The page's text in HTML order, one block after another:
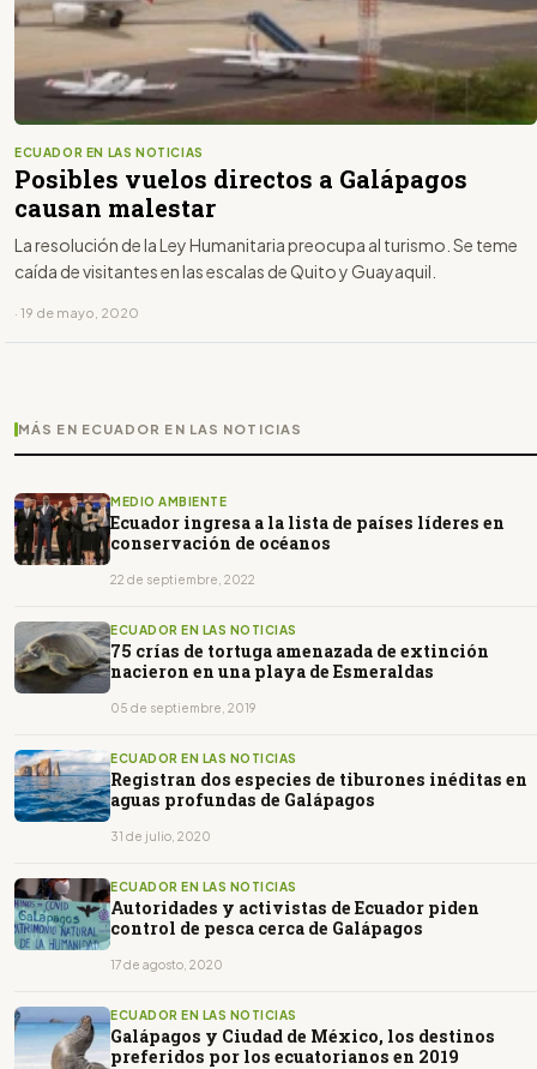
ECUADOR EN LAS NOTICIAS
Posibles vuelos directos a Galápagos
causan malestar
La resolución de la Ley Humanitaria preocupa al turismo. Se teme
caída de visitantes en las escalas de Quito y Guayaquil.
· 19 de mayo, 2020
MÁS EN ECUADOR EN LAS NOTICIAS
MEDIO AMBIENTE
Ecuador ingresa a la lista de países líderes en
conservación de océanos
22 de septiembre, 2022
ECUADOR EN LAS NOTICIAS
75 crías de tortuga amenazada de extinción
nacieron en una playa de Esmeraldas
05 de septiembre, 2019
ECUADOR EN LAS NOTICIAS
Registran dos especies de tiburones inéditas en
aguas profundas de Galápagos
31 de julio, 2020
ECUADOR EN LAS NOTICIAS
Autoridades y activistas de Ecuador piden
control de pesca cerca de Galápagos
17 de agosto, 2020
ECUADOR EN LAS NOTICIAS
Galápagos y Ciudad de México, los destinos
preferidos por los ecuatorianos en 2019